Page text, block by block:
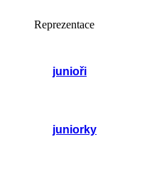
Reprezentace
junioři
juniorky